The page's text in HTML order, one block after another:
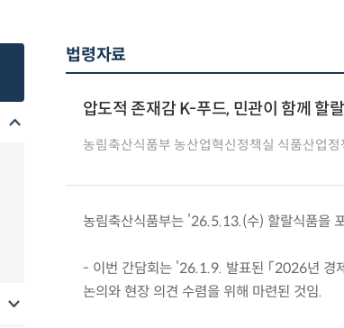
법령자료
압도적 존재감 K-푸드, 민관이 함께 할
농림축산식품부 농산업혁신정책실 식품산업
농림축산식품부는 ’26.5.13.(수) 할랄식품을
- 이번 간담회는 ’26.1.9. 발표된 「2026년 경
논의와 현장 의견 수렴을 위해 마련된 것임.